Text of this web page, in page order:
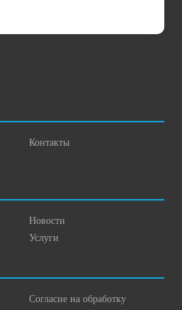
Контакты
Новости
Услуги
Согласие на обработку